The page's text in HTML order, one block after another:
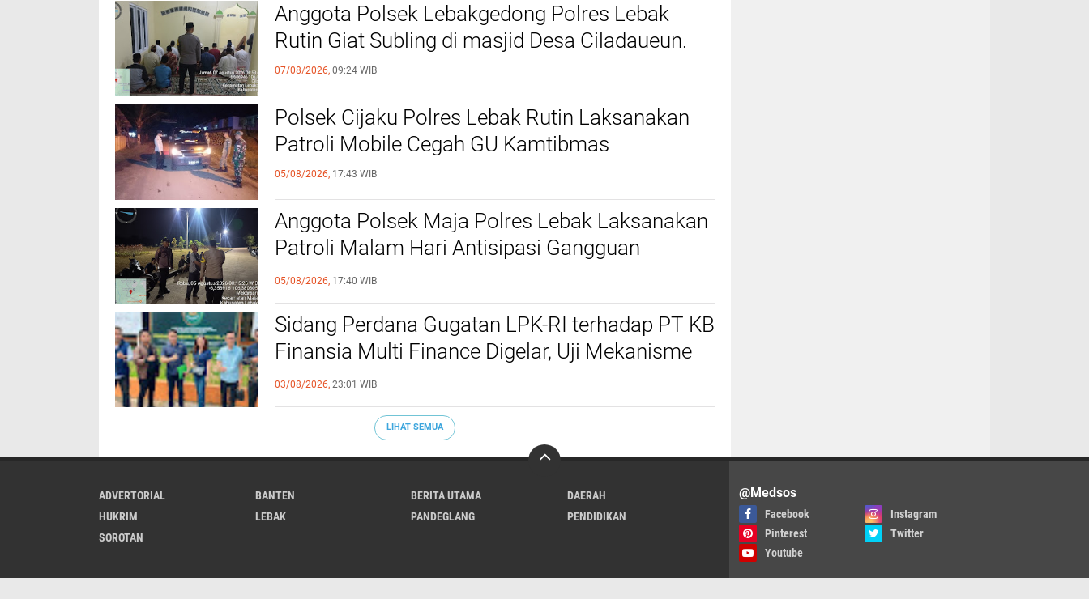
Anggota Polsek Lebakgedong Polres Lebak
Rutin Giat Subling di masjid Desa Ciladaueun.
07/08/2026, 09:24 WIB
Polsek Cijaku Polres Lebak Rutin Laksanakan
Patroli Mobile Cegah GU Kamtibmas
05/08/2026, 17:43 WIB
Anggota Polsek Maja Polres Lebak Laksanakan
Patroli Malam Hari Antisipasi Gangguan
Kamtibmas
05/08/2026, 17:40 WIB
Sidang Perdana Gugatan LPK-RI terhadap PT KB
Finansia Multi Finance Digelar, Uji Mekanisme
Jaminan Fidusia Jadi Sorotan
03/08/2026, 23:01 WIB
LIHAT SEMUA
ADVERTORIAL BANTEN BERITA UTAMA
DAERAH
HUKRIM
LEBAK PANDEGLANG
PENDIDIKAN
SOROTAN
@Medsos
Facebook
Instagram
Pinterest
Twitter
Youtube